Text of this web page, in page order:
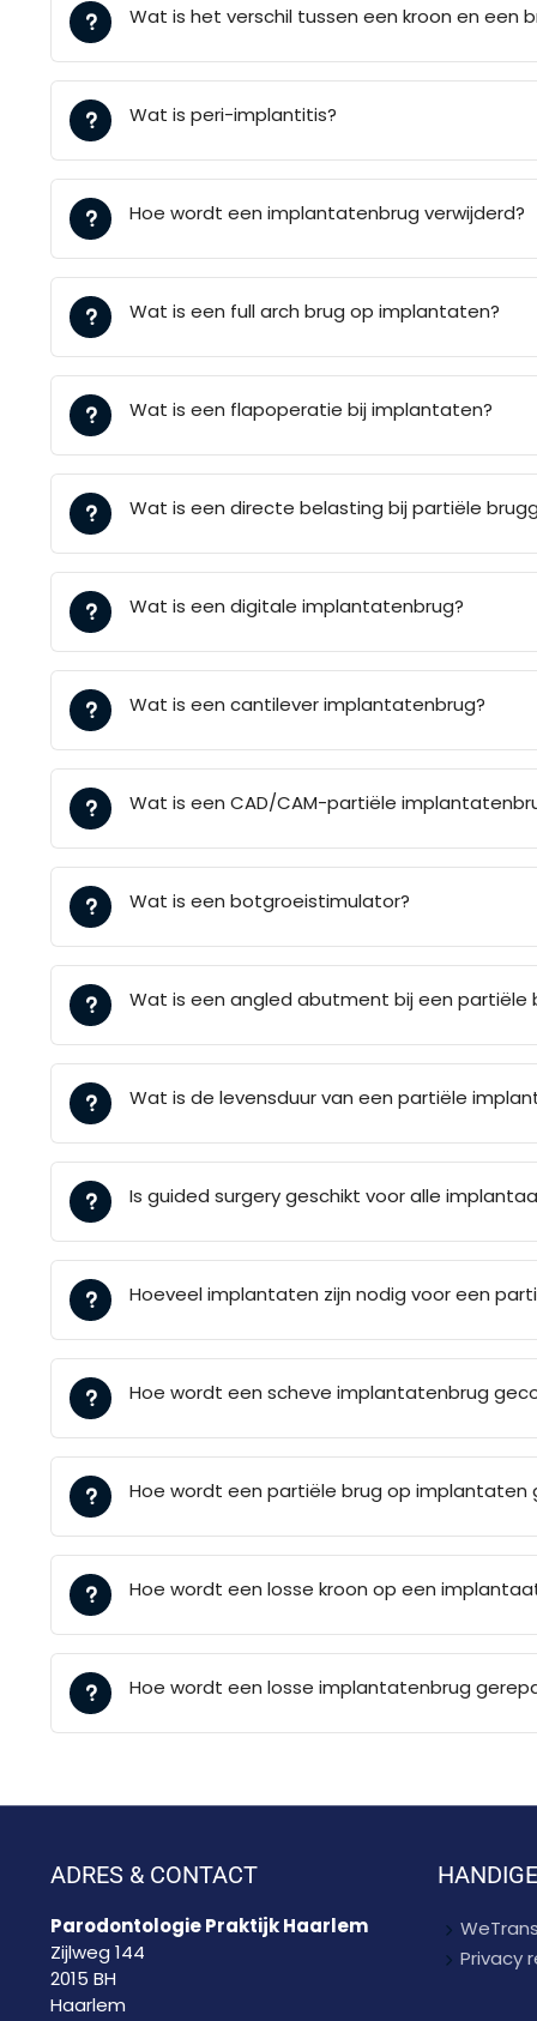
Wat is het verschil tussen een kroon en een
Wat is peri-implantitis?
Hoe wordt een implantatenbrug verwijderd?
Wat is een full arch brug op implantaten?
Wat is een flapoperatie bij implantaten?
Wat is een directe belasting bij partiële
Wat is een digitale implantatenbrug?
Wat is een cantilever implantatenbrug?
Wat is een CAD/CAM-partiële
Wat is een botgroeistimulator?
Wat is een angled abutment bij een partiële
Wat is de levensduur van een partiële
Is guided surgery geschikt voor alle
Hoeveel implantaten zijn nodig voor een
Hoe wordt een scheve implantatenbrug
Hoe wordt een partiële brug op implantaten
Hoe wordt een losse kroon op een
Hoe wordt een losse implantatenbrug
ADRES & CONTACT
Parodontologie Praktijk Haarlem
Zijlweg 144
2015 BH
Haarlem
Privacy